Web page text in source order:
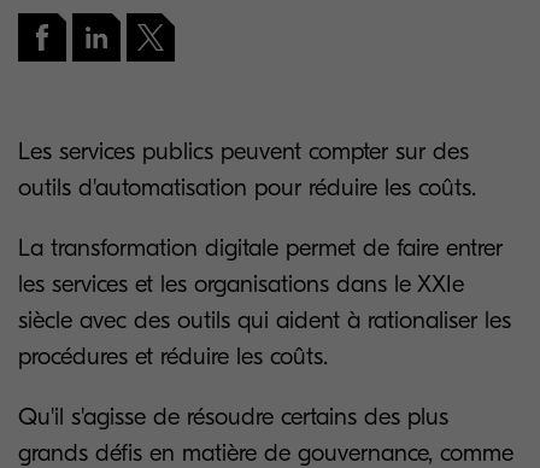
Les services publics peuvent compter sur des
outils d'automatisation pour réduire les coûts.
La transformation digitale permet de faire entrer
les services et les organisations dans le XXIe
siècle avec des outils qui aident à rationaliser les
procédures et réduire les coûts.
Qu'il s'agisse de résoudre certains des plus
grands défis en matière de gouvernance, comme